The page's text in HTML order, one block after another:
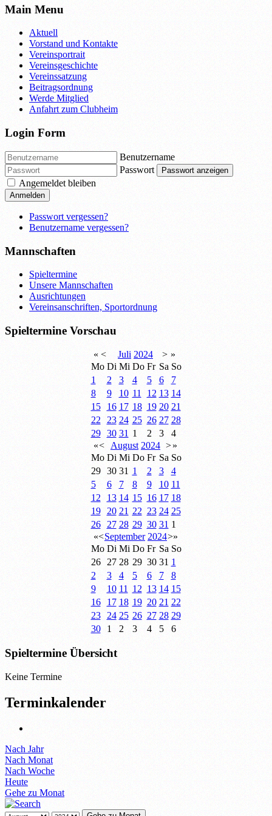
Main Menu
Aktuell
Vorstand und Kontakte
Vereinsportrait
Vereinsgeschichte
Vereinssatzung
Beitragsordnung
Werde Mitglied
Anfahrt zum Clubheim
Login Form
Benutzername
Passwort
Passwort anzeigen
Angemeldet bleiben
Anmelden
Passwort vergessen?
Benutzername vergessen?
Mannschaften
Spieltermine
Unsere Mannschaften
Ausrichtungen
Vereinsanschriften, Sportordnung
Spieltermine Vorschau
« < Juli 2024 > »
Mo Di Mi Do Fr Sa So
1
2 3 4 5 6
7
8
9 10 11 12 13 14
15
16 17 18 19 20 21
22
23 24 25 26 27 28
29
30 31 1 2 3
4
«< August 2024 >»
Mo Di Mi Do Fr Sa So
29
30 31 1 2 3
4
5
6 7 8 9 10 11
12
13 14 15 16 17 18
19
20 21 22 23 24 25
26
27 28 29 30 31 1
«<September 2024>»
Mo Di Mi Do Fr Sa So
26
27 28 29 30 31 1
2
3 4 5 6 7
8
9
10 11 12 13 14 15
16
17 18 19 20 21 22
23
24 25 26 27 28 29
30
1 2 3 4 5 6
Spieltermine Übersicht
Keine Termine
Terminkalender
Nach Jahr
Nach Monat
Nach Woche
Heute
Gehe zu Monat